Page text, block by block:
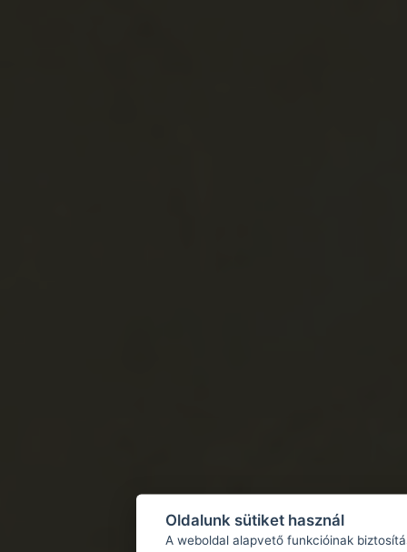
Oldalunk sütiket használ
A weboldal alapvető funkcióinak